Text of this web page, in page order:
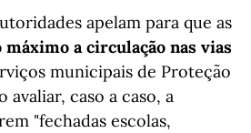
apelam para que as
máximo a circulação nas vias
municipais de Proteção
caso a caso, a
"fechadas escolas,